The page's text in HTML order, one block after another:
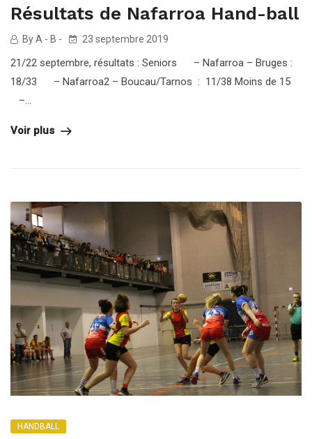
Résultats de Nafarroa Hand-ball
By A - B - 23 septembre 2019
21/22 septembre, résultats : Seniors – Nafarroa – Bruges :
18/33 – Nafarroa2 – Boucau/Tarnos : 11/38 Moins de 15
–...
Voir plus
HANDBALL